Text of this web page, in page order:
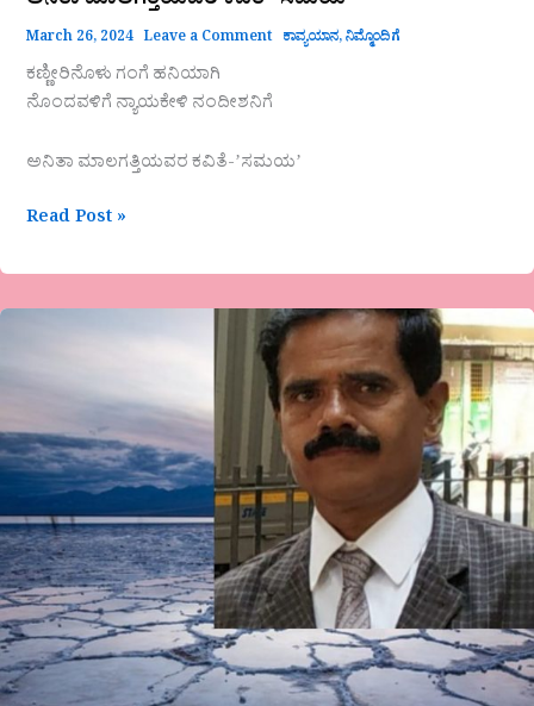
March 26, 2024 Leave a Comment ಕಾವ್ಯಯಾನ,ನಿಮ್ಮೊಂದಿಗೆ
ಕಣ್ಣೀರಿನೊಳು ಗಂಗೆ ಹನಿಯಾಗಿ
ನೊಂದವಳಿಗೆ ನ್ಯಾಯಕೇಳಿ ನಂದೀಶನಿಗೆ
ಅನಿತಾ ಮಾಲಗತ್ತಿಯವರ ಕವಿತೆ-ʼಸಮಯʼ
Read Post »
ಕ್ಷಣಹೊತ್ತು
ಮುನ್ನ”